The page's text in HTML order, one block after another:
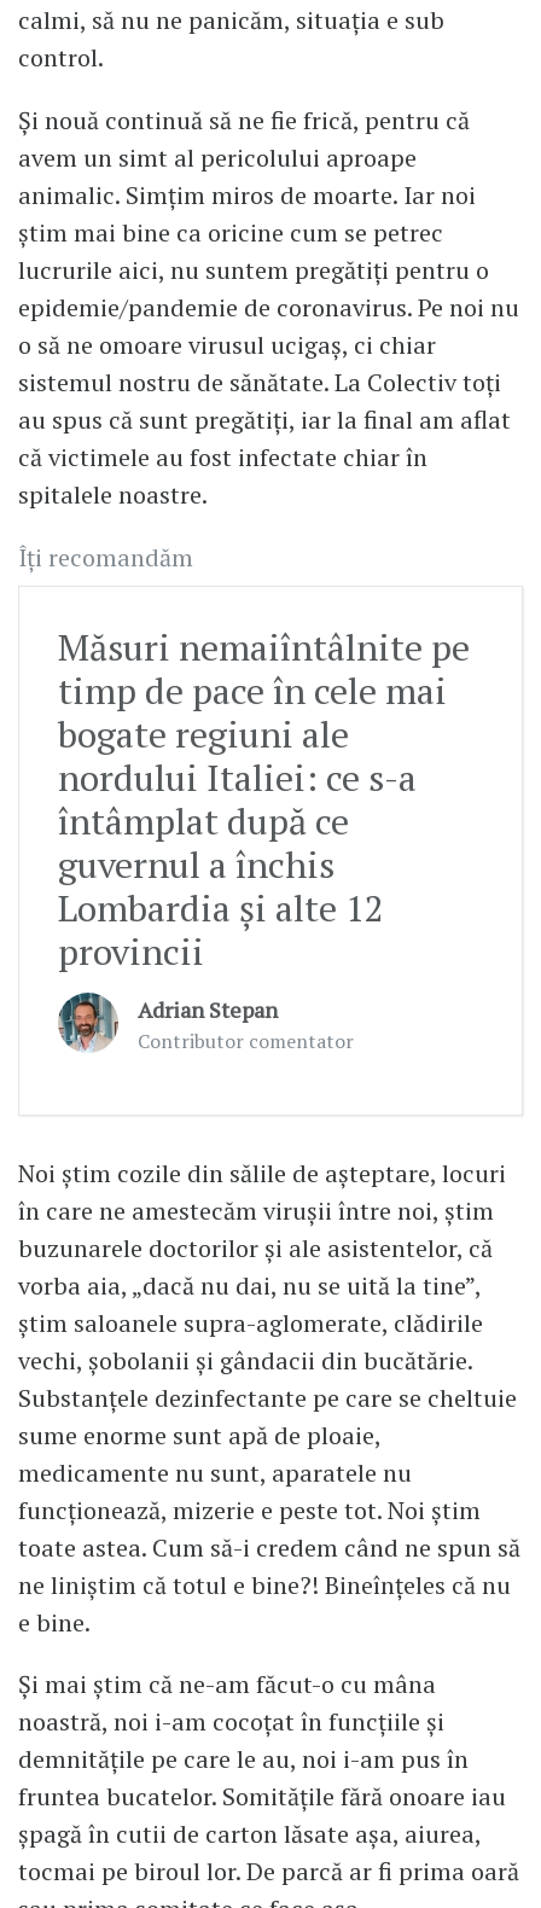
calmi, să nu ne panicăm, situația e sub
control.
Și nouă continuă să ne fie frică, pentru că
avem un simt al pericolului aproape
animalic. Simțim miros de moarte. Iar noi
știm mai bine ca oricine cum se petrec
lucrurile aici, nu suntem pregătiți pentru o
epidemie/pandemie de coronavirus. Pe noi nu
o să ne omoare virusul ucigaș, ci chiar
sistemul nostru de sănătate. La Colectiv toți
au spus că sunt pregătiți, iar la final am aflat
că victimele au fost infectate chiar în
spitalele noastre.
Îți recomandăm
Măsuri nemaiîntâlnite pe
timp de pace în cele mai
bogate regiuni ale
nordului Italiei: ce s-a
întâmplat după ce
guvernul a închis
Lombardia şi alte 12
provincii
Adrian Stepan
Contributor comentator
Noi știm cozile din sălile de așteptare, locuri
în care ne amestecăm virușii între noi, știm
buzunarele doctorilor și ale asistentelor, că
vorba aia, „dacă nu dai, nu se uită la tine”,
știm saloanele supra-aglomerate, clădirile
vechi, șobolanii și gândacii din bucătărie.
Substanțele dezinfectante pe care se cheltuie
sume enorme sunt apă de ploaie,
medicamente nu sunt, aparatele nu
funcționează, mizerie e peste tot. Noi știm
toate astea. Cum să-i credem când ne spun să
ne liniștim că totul e bine?! Bineînțeles că nu
e bine.
Și mai știm că ne-am făcut-o cu mâna
noastră, noi i-am cocoțat în funcțiile și
demnitățile pe care le au, noi i-am pus în
fruntea bucatelor. Somitățile fără onoare iau
șpagă în cutii de carton lăsate așa, aiurea,
tocmai pe biroul lor. De parcă ar fi prima oară